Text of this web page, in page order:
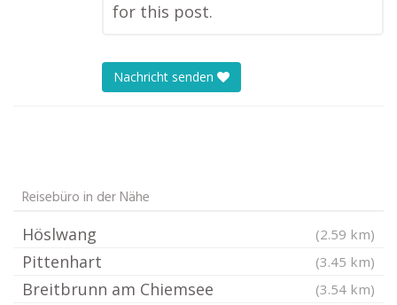
for this post.
Nachricht senden
Reisebüro in der Nähe
Höslwang (2.59 km)
Pittenhart (3.45 km)
Breitbrunn am Chiemsee (3.54 km)